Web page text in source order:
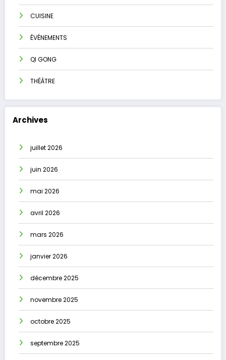
CUISINE
ÉVÉNEMENTS
QI GONG
THÉÂTRE
Archives
juillet 2026
juin 2026
mai 2026
avril 2026
mars 2026
janvier 2026
décembre 2025
novembre 2025
octobre 2025
septembre 2025